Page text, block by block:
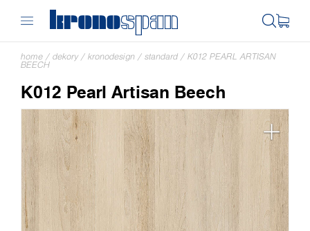
home / dekory / kronodesign / standard / K012 PEARL ARTISAN
BEECH
K012 Pearl Artisan Beech